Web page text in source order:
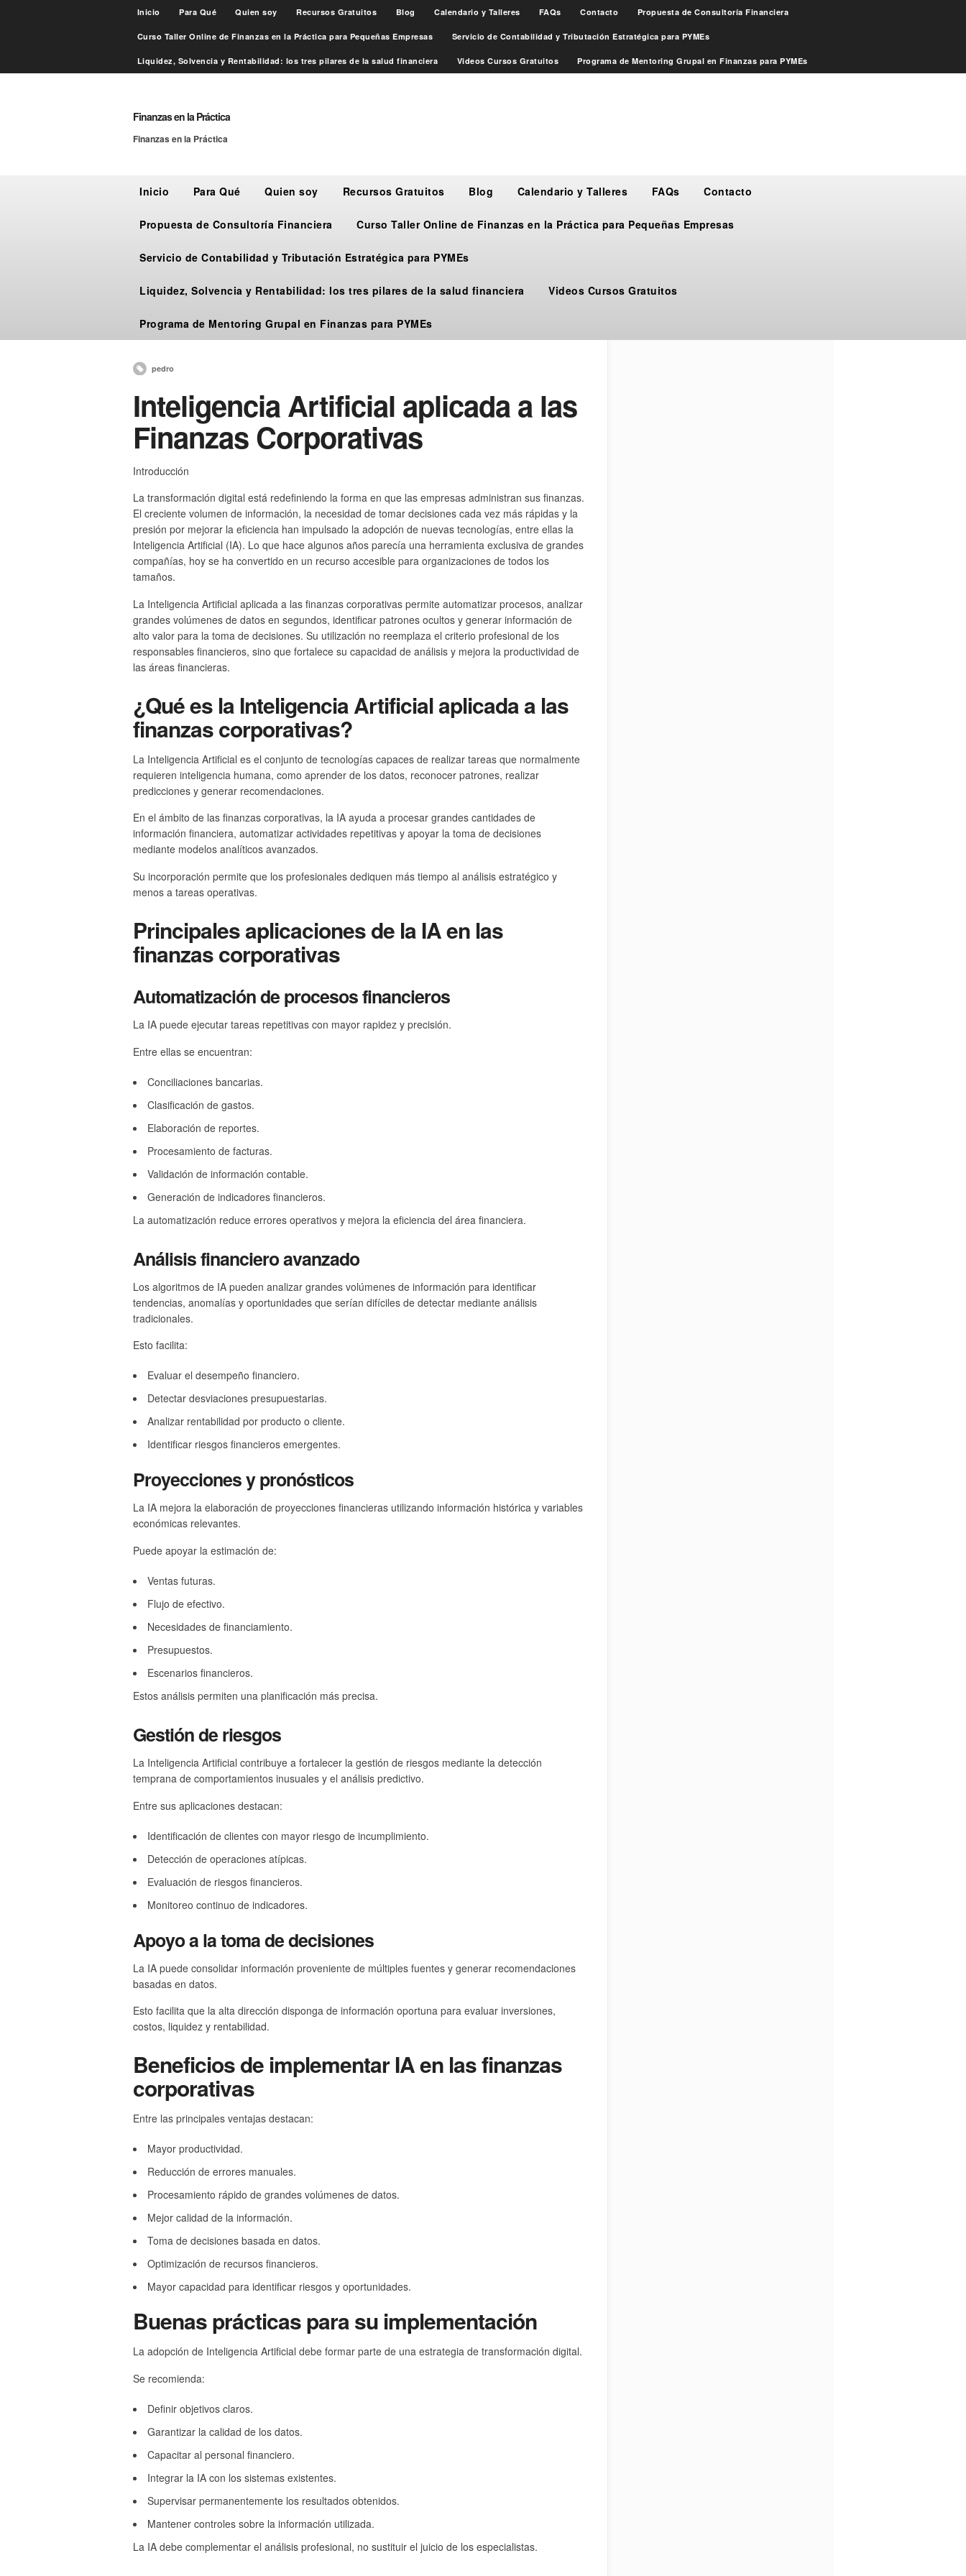
Inicio Para Qué Quien soy Recursos Gratuitos Blog Calendario y Talleres FAQs Contacto Propuesta de Consultoría Financiera
Curso Taller Online de Finanzas en la Práctica para Pequeñas Empresas Servicio de Contabilidad y Tributación Estratégica para PYMEs
Liquidez, Solvencia y Rentabilidad: los tres pilares de la salud financiera Videos Cursos Gratuitos Programa de Mentoring Grupal en Finanzas para PYMEs
Finanzas en la Práctica
Finanzas en la Práctica
Inicio Para Qué Quien soy Recursos Gratuitos Blog Calendario y Talleres FAQs Contacto
Propuesta de Consultoría Financiera Curso Taller Online de Finanzas en la Práctica para Pequeñas Empresas
Servicio de Contabilidad y Tributación Estratégica para PYMEs
Liquidez, Solvencia y Rentabilidad: los tres pilares de la salud financiera Videos Cursos Gratuitos
Programa de Mentoring Grupal en Finanzas para PYMEs
pedro
Inteligencia Artificial aplicada a las
Finanzas Corporativas
Introducción
La transformación digital está redefiniendo la forma en que las empresas administran sus finanzas.
El creciente volumen de información, la necesidad de tomar decisiones cada vez más rápidas y la
presión por mejorar la eficiencia han impulsado la adopción de nuevas tecnologías, entre ellas la
Inteligencia Artificial (IA). Lo que hace algunos años parecía una herramienta exclusiva de grandes
compañías, hoy se ha convertido en un recurso accesible para organizaciones de todos los
tamaños.
La Inteligencia Artificial aplicada a las finanzas corporativas permite automatizar procesos, analizar
grandes volúmenes de datos en segundos, identificar patrones ocultos y generar información de
alto valor para la toma de decisiones. Su utilización no reemplaza el criterio profesional de los
responsables financieros, sino que fortalece su capacidad de análisis y mejora la productividad de
las áreas financieras.
¿Qué es la Inteligencia Artificial aplicada a las
finanzas corporativas?
La Inteligencia Artificial es el conjunto de tecnologías capaces de realizar tareas que normalmente
requieren inteligencia humana, como aprender de los datos, reconocer patrones, realizar
predicciones y generar recomendaciones.
En el ámbito de las finanzas corporativas, la IA ayuda a procesar grandes cantidades de
información financiera, automatizar actividades repetitivas y apoyar la toma de decisiones
mediante modelos analíticos avanzados.
Su incorporación permite que los profesionales dediquen más tiempo al análisis estratégico y
menos a tareas operativas.
Principales aplicaciones de la IA en las
finanzas corporativas
Automatización de procesos financieros
La IA puede ejecutar tareas repetitivas con mayor rapidez y precisión.
Entre ellas se encuentran:
Conciliaciones bancarias.
Clasificación de gastos.
Elaboración de reportes.
Procesamiento de facturas.
Validación de información contable.
Generación de indicadores financieros.
La automatización reduce errores operativos y mejora la eficiencia del área financiera.
Análisis financiero avanzado
Los algoritmos de IA pueden analizar grandes volúmenes de información para identificar
tendencias, anomalías y oportunidades que serían difíciles de detectar mediante análisis
tradicionales.
Esto facilita:
Evaluar el desempeño financiero.
Detectar desviaciones presupuestarias.
Analizar rentabilidad por producto o cliente.
Identificar riesgos financieros emergentes.
Proyecciones y pronósticos
La IA mejora la elaboración de proyecciones financieras utilizando información histórica y variables
económicas relevantes.
Puede apoyar la estimación de:
Ventas futuras.
Flujo de efectivo.
Necesidades de financiamiento.
Presupuestos.
Escenarios financieros.
Estos análisis permiten una planificación más precisa.
Gestión de riesgos
La Inteligencia Artificial contribuye a fortalecer la gestión de riesgos mediante la detección
temprana de comportamientos inusuales y el análisis predictivo.
Entre sus aplicaciones destacan:
Identificación de clientes con mayor riesgo de incumplimiento.
Detección de operaciones atípicas.
Evaluación de riesgos financieros.
Monitoreo continuo de indicadores.
Apoyo a la toma de decisiones
La IA puede consolidar información proveniente de múltiples fuentes y generar recomendaciones
basadas en datos.
Esto facilita que la alta dirección disponga de información oportuna para evaluar inversiones,
costos, liquidez y rentabilidad.
Beneficios de implementar IA en las finanzas
corporativas
Entre las principales ventajas destacan:
Mayor productividad.
Reducción de errores manuales.
Procesamiento rápido de grandes volúmenes de datos.
Mejor calidad de la información.
Toma de decisiones basada en datos.
Optimización de recursos financieros.
Mayor capacidad para identificar riesgos y oportunidades.
Buenas prácticas para su implementación
La adopción de Inteligencia Artificial debe formar parte de una estrategia de transformación digital.
Se recomienda:
Definir objetivos claros.
Garantizar la calidad de los datos.
Capacitar al personal financiero.
Integrar la IA con los sistemas existentes.
Supervisar permanentemente los resultados obtenidos.
Mantener controles sobre la información utilizada.
La IA debe complementar el análisis profesional, no sustituir el juicio de los especialistas.